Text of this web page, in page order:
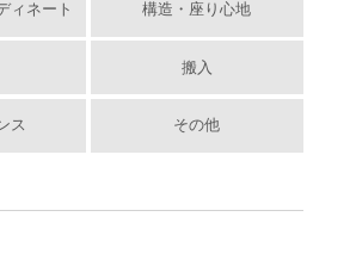
ィネート 構造・座り心地
搬入
ス その他